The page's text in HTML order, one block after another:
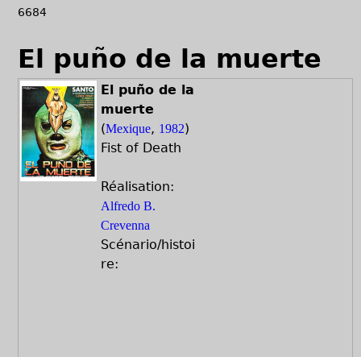
6684
El puño de la muerte
El puño de la
muerte
(Mexique, 1982)
Fist of Death
Réalisation:
Alfredo B.
Crevenna
Scénario/histoi
re: